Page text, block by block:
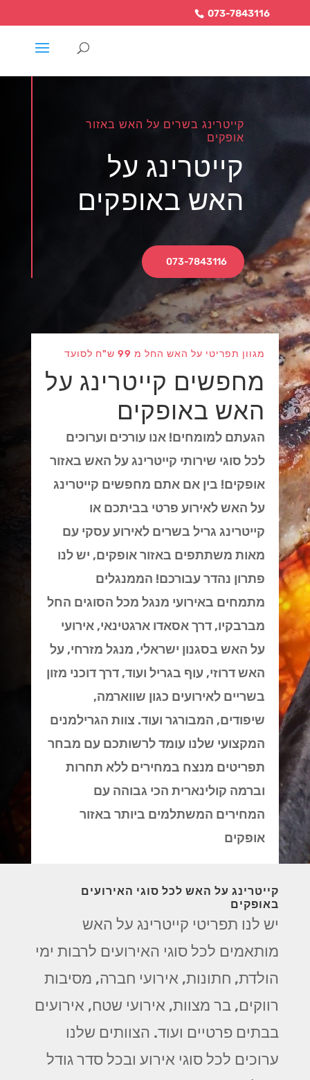
073-7843116
קייטרינג בשרים על האש באזור
אופקים
קייטרינג על
האש באופקים
073-7843116
מגוון תפריטי על האש החל מ 99 ש"ח לסועד
מחפשים קייטרינג על
האש באופקים
הגעתם למומחים! אנו עורכים וערוכים
לכל סוגי שירותי קייטרינג על האש באזור
אופקים! בין אם אתם מחפשים קייטרינג
על האש לאירוע פרטי בביתכם או
קייטרינג גריל בשרים לאירוע עסקי עם
מאות משתתפים באזור אופקים, יש לנו
פתרון נהדר עבורכם! הממנגלים
מתמחים באירועי מנגל מכל הסוגים החל
מברבקיו, דרך אסאדו ארגטינאי, אירועי
על האש בסגנון ישראלי, מנגל מזרחי, על
האש דרוזי, עוף בגריל ועוד, דרך דוכני מזון
בשריים לאירועים כגון שווארמה,
שיפודים, המבורגר ועוד. צוות הגרילמנים
המקצועי שלנו עומד לרשותכם עם מבחר
תפריטים מנצח במחירים ללא תחרות
וברמה קולינארית הכי גבוהה עם
המחירים המשתלמים ביותר באזור
אופקים
קייטרינג על האש לכל סוגי האירועים
באופקים
יש לנו תפריטי קייטרינג על האש
מותאמים לכל סוגי האירועים לרבות ימי
הולדת, חתונות, אירועי חברה, מסיבות
רווקים, בר מצוות, אירועי שטח, אירועים
בבתים פרטיים ועוד. הצוותים שלנו
ערוכים לכל סוגי אירוע ובכל סדר גודל